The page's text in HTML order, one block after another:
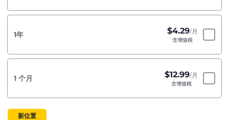
1年 $4.29/月
含增值税
1 个月 $12.99/月
含增值税
新位置